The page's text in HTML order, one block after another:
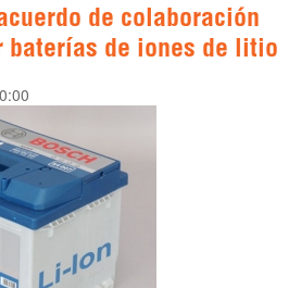
de colaboración
baterías de iones de litio